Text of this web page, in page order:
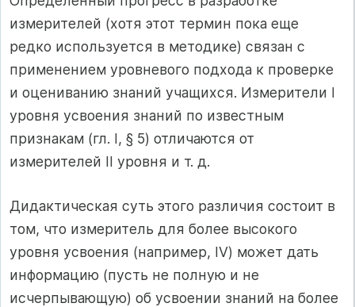
измерителей (хотя этот термин пока еще
редко используется в методике) связан с
применением уровневого подхода к проверке
и оцениванию знаний учащихся. Измерители I
уровня усвоения знаний по известным
признакам (гл. I, § 5) отличаются от
измерителей II уровня и т. д.
Дидактическая суть этого различия состоит в
том, что измеритель для более высокого
уровня усвоения (например, IV) может дать
информацию (пусть не полную и не
исчерпывающую) об усвоении знаний на более